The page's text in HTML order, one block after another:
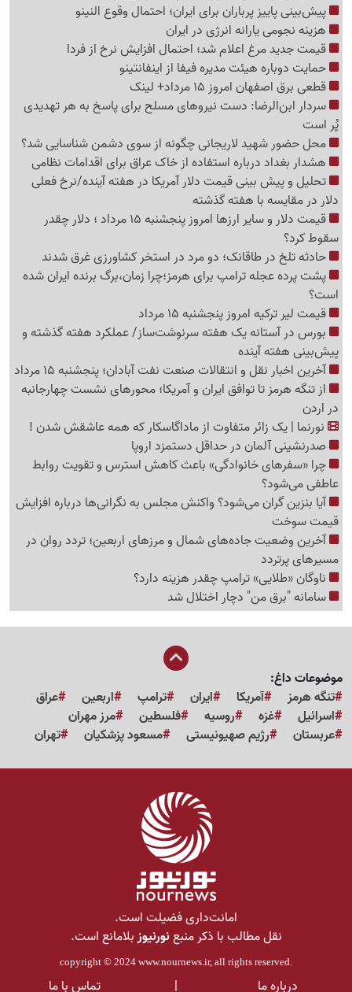
پیش‌بینی پاییز پرباران برای ایران؛ احتمال وقوع النینو
هزینه نجومی یارانه انرژی در ایران
قیمت جدید مرغ اعلام شد؛ احتمال افزایش نرخ از فردا
حمایت دوباره هیئت مدیره فیفا از اینفانتینو
قطعی برق اصفهان امروز 15 مرداد+ لینک
سردار ابن‌الرضا: دست نیروهای مسلح برای پاسخ به هر تهدیدی
پُر است
محل حضور شهید لاریجانی چگونه از سوی دشمن شناسایی شد؟
هشدار بغداد درباره استفاده از خاک عراق برای اقدامات نظامی
تحلیل و پیش بینی قیمت دلار آمریکا در هفته آینده/نرخ فعلی
دلار در مقایسه با هفته گذشته
قیمت دلار و سایر ارزها امروز پنجشنبه 15 مرداد ؛ دلار چقدر
سقوط کرد؟
حادثه تلخ در طاقانک؛ دو مرد در استخر کشاورزی غرق شدند
پشت پرده عجله ترامپ برای هرمز؛چرا زمان،برگ برنده ایران شده
است؟
قیمت لیر ترکیه امروز پنجشنبه 15 مرداد
بورس در آستانه یک هفته سرنوشت‌ساز/ عملکرد هفته گذشته و
پیش‌بینی هفته آینده
آخرین اخبار نقل‌ و انتقالات صنعت نفت آبادان؛ پنجشنبه 15 مرداد
از تنگه هرمز تا توافق ایران و آمریکا؛ محورهای نشست چهارجانبه
در اردن
نورنما | یک زائر متفاوت از ماداگاسکار که همه عاشقش شدن !
صدرنشینی آلمان در حداقل دستمزد اروپا
چرا «سفرهای خانوادگی» باعث کاهش استرس و تقویت روابط
عاطفی می‌شود؟
آیا بنزین گران می‌شود؟ واکنش مجلس به نگرانی‌ها درباره افزایش
قیمت سوخت
آخرین وضعیت جاده‌های شمال و مرزهای اربعین؛ تردد روان در
مسیرهای پرتردد
ناوگان «طلایی» ترامپ چقدر هزینه دارد؟
سامانه "برق من" دچار اختلال شد
موضوعات داغ:
تنگه هرمز
آمریکا ایران ترامپ اربعین
عراق
اسرائیل
غزه روسیه فلسطین
مرز مهران
عربستان
رژیم صهیونیستی مسعود پزشکیان تهران
امانت‌داری فضیلت است.
نقل مطالب با ذکر منبعنورنیوزبلامانع است.
copyright © 2024 www.nournews.ir, all rights reserved.
درباره ما | تماس با ما